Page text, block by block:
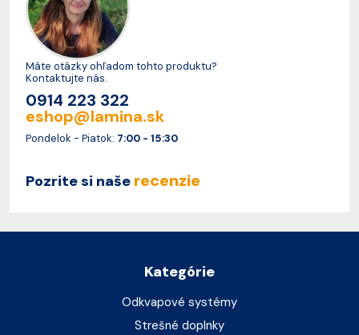
Máte otázky ohľadom tohto produktu?
Kontaktujte nás.
0914 223 322
eshop@lamina.sk
Pondelok - Piatok: 7:00 - 15:30
Pozrite si naše recenzie
Kategórie
Odkvapové systémy
Strešné doplnky